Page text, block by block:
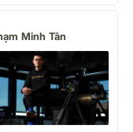
Minh Tân